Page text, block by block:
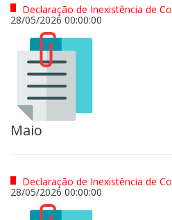
Declaração de Inexistência de
28/05/2026 00:00:00
Maio
Declaração de Inexistência de
28/05/2026 00:00:00